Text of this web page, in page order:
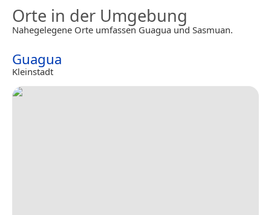
Orte in der Umgebung
Nahegelegene Orte umfassen Guagua und Sasmuan.
Guagua
Kleinstadt